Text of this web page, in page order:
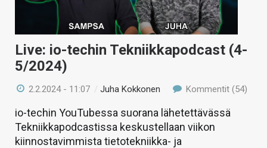
Live: io-techin Tekniikkapodcast (4-
5/2024)
2.2.2024 - 11:07 /Juha Kokkonen Kommentit (54)
io-techin YouTubessa suorana lähetettävässä
Tekniikkapodcastissa keskustellaan viikon
kiinnostavimmista tietotekniikka- ja